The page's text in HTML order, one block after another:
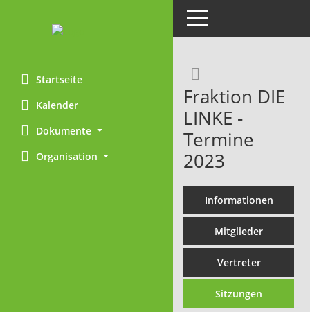
Startseite
Kalender
Dokumente
Organisation
Toggle navigation
Fraktion DIE
LINKE -
Termine
2023
Informationen
Mitglieder
Vertreter
Sitzungen